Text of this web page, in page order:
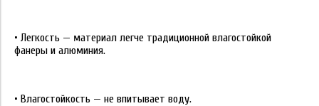
• Легкость — материал легче традиционной влагостойкой
фанеры и алюминия.
• Влагостойкость — не впитывает воду.